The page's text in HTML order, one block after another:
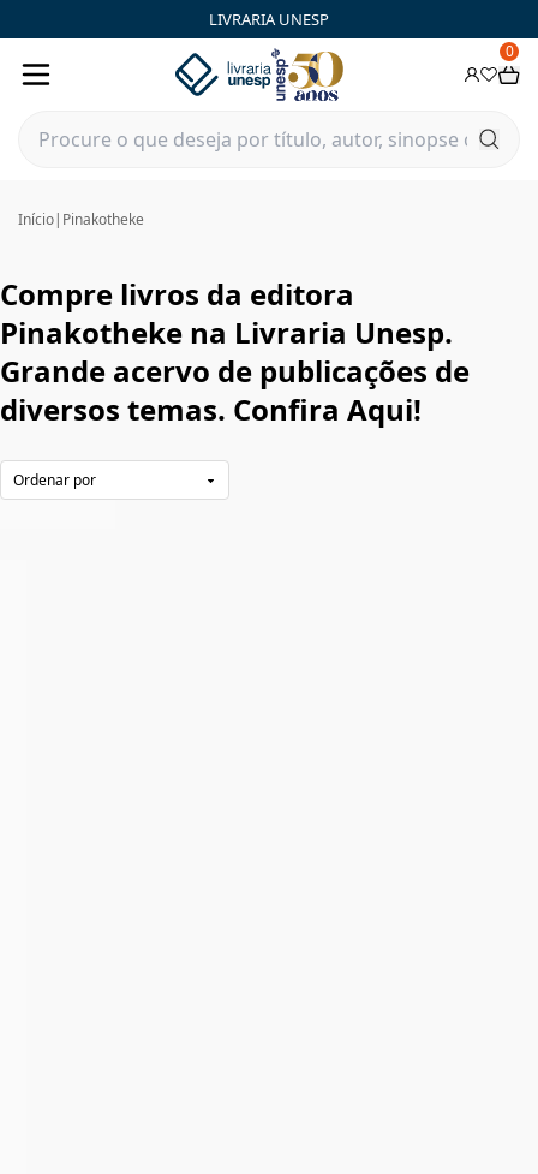
LIVRARIA UNESP
0
Início| Pinakotheke
Compre livros da editora
Pinakotheke na Livraria Unesp.
Grande acervo de publicações de
diversos temas. Confira Aqui!
Pinakotheke|Livraria Unesp | FastStore PLP